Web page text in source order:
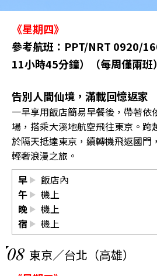
《星期四》
參考航班：PPT/NRT 0920/
11小時45分鐘）（每周僅兩班）
告別人間仙境，滿載回憶返家
一早享用飯店簡易早餐後，帶著依
場，搭乘大溪地航空飛往東京。跨
於隔天抵達東京，續轉機飛返國門
輕奢浪漫之旅。
早
飯店內
午
機上
晚
機上
宿
機上
08 東京／台北（高雄）